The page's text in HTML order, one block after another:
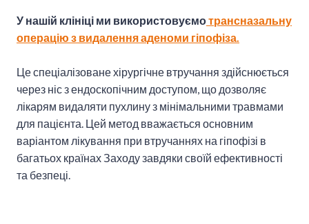
У нашій клініці ми використовуємотрансназальну
операцію з видалення аденоми гіпофіза.
Це спеціалізоване хірургічне втручання здійснюється
через ніс з ендоскопічним доступом, що дозволяє
лікарям видаляти пухлину з мінімальними травмами
для пацієнта. Цей метод вважається основним
варіантом лікування при втручаннях на гіпофізі в
багатьох країнах Заходу завдяки своїй ефективності
та безпеці.